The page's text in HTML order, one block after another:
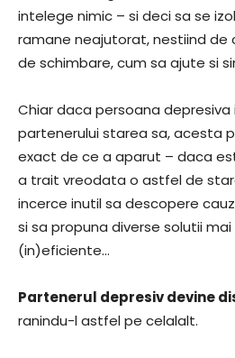
intelege nimic – si deci sa se
ramane neajutorat, nestiind
de schimbare, cum sa ajute si
Chiar daca persoana depresiva
partenerului starea sa, acesta
exact de ce a aparut – daca
a trait vreodata o astfel de
incerce inutil sa descopere
si sa propuna diverse solutii
(in)eficiente…
Partenerul depresiv devine
ranindu-l astfel pe celalalt.